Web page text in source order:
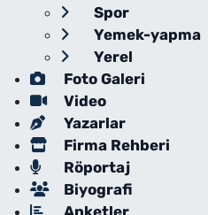
Spor
Yemek-yapma
Yerel
Foto Galeri
Video
Yazarlar
Firma Rehberi
Röportaj
Biyografi
Anketler